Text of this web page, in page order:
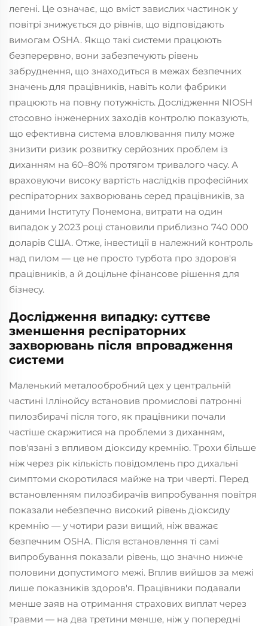
легені. Це означає, що вміст завислих частинок у
повітрі знижується до рівнів, що відповідають
вимогам OSHA. Якщо такі системи працюють
безперервно, вони забезпечують рівень
забруднення, що знаходиться в межах безпечних
значень для працівників, навіть коли фабрики
працюють на повну потужність. Дослідження NIOSH
стосовно інженерних заходів контролю показують,
що ефективна система вловлювання пилу може
знизити ризик розвитку серйозних проблем із
диханням на 60–80% протягом тривалого часу. А
враховуючи високу вартість наслідків професійних
респіраторних захворювань серед працівників, за
даними Інституту Понемона, витрати на один
випадок у 2023 році становили приблизно 740 000
доларів США. Отже, інвестиції в належний контроль
над пилом — це не просто турбота про здоров'я
працівників, а й доцільне фінансове рішення для
бізнесу.
Дослідження випадку: суттєве
зменшення респіраторних
захворювань після впровадження
системи
Маленький металообробний цех у центральній
частині Іллінойсу встановив промислові патронні
пилозбирачі після того, як працівники почали
частіше скаржитися на проблеми з диханням,
пов'язані з впливом діоксиду кремнію. Трохи більше
ніж через рік кількість повідомлень про дихальні
симптоми скоротилася майже на три чверті. Перед
встановленням пилозбирачів випробування повітря
показали небезпечно високий рівень діоксиду
кремнію — у чотири рази вищий, ніж вважає
безпечним OSHA. Після встановлення ті самі
випробування показали рівень, що значно нижче
половини допустимого межі. Вплив вийшов за межі
лише показників здоров'я. Працівники подавали
менше заяв на отримання страхових виплат через
травми — на два третини менше, ніж у попередні